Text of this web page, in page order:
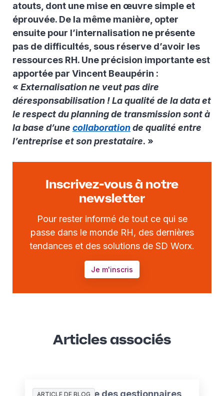
atouts, dont une mise en œuvre simple et
éprouvée. De la même manière, opter
ensuite pour l’internalisation ne présente
pas de difficultés, sous réserve d’avoir les
ressources RH. Une précision importante est
apportée par Vincent Beaupérin :
« Externalisation ne veut pas dire
déresponsabilisation ! La qualité de la data et
le respect du planning de transmission sont à
la base d’une collaborationde qualité entre
l’entreprise et son prestataire. »
Inscrivez-vous à notre
newsletter
Pour rester informé de tout ce qui se
passe dans le monde RH, des dernières
tendances et des solutions de SD Worx.
Je m'inscris
Articles associés
ARTICLE DE BLOG